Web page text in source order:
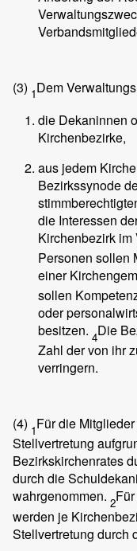
(3) 1Dem
die Dekaninnen
Kirchenbezirke,
aus jedem
Bezirkssynode
die Interessen
Kirchenbezirk im
Personen sollen
einer
sollen
oder
besitzen. 4Die
Zahl der von ihr
verringern.
(4) 1Für die
Stellvertretung
Bezirkskirchenrates
durch die
wahrgenommen. 2
werden je
Stellvertretung durch